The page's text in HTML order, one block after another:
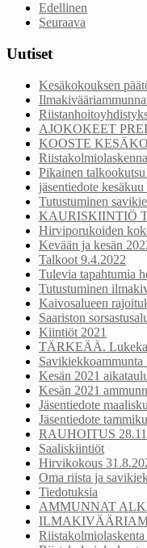
Edellinen
Seuraava
Uutiset
Kesäkokouksen
AJOKOKEET
KOOSTE
Pikainen
jäsentiedote kesäkuu
Tutustuminen
KAURISKIINTIÖ
Hirviporukoiden
Kevään ja kesän
Talkoot 9.4.2022
Tulevia tapahtumia
Tutustuminen
Kaivosalueen
Saariston
Kiintiöt 2021
TÄRKEÄÄ.
Savikiekkoammunta
Kesän 2021
Kesän 2021
Jäsentiedote
Jäsentiedote
RAUHOITUS
Saaliskiintiöt
Hirvikokous
Oma riista ja
Tiedotuksia
AMMUNNAT
Riistakolmiolaskenta